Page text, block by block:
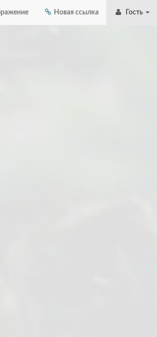
Новая ссылка Гость
распечатать и сдать. Все части